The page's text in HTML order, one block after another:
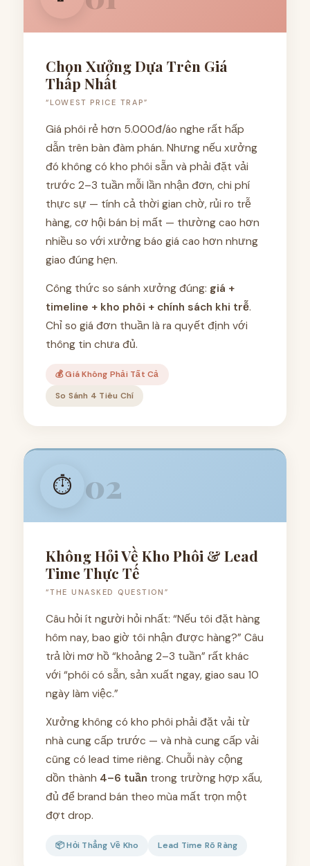
Chọn Xưởng Dựa Trên Giá
Thấp Nhất
“LOWEST PRICE TRAP”
Giá phôi rẻ hơn 5.000đ/áo nghe rất hấp
dẫn trên bàn đàm phán. Nhưng nếu xưởng
đó không có kho phôi sẵn và phải đặt vải
trước 2–3 tuần mỗi lần nhận đơn, chi phí
thực sự — tính cả thời gian chờ, rủi ro trễ
hàng, cơ hội bán bị mất — thường cao hơn
nhiều so với xưởng báo giá cao hơn nhưng
giao đúng hẹn.
Công thức so sánh xưởng đúng: giá +
timeline + kho phôi + chính sách khi trễ.
Chỉ so giá đơn thuần là ra quyết định với
thông tin chưa đủ.
💰 Giá Không Phải Tất Cả
So Sánh 4 Tiêu Chí
⏱️ 02
Không Hỏi Về Kho Phôi & Lead
Time Thực Tế
“THE UNASKED QUESTION”
Câu hỏi ít người hỏi nhất: “Nếu tôi đặt hàng
hôm nay, bao giờ tôi nhận được hàng?” Câu
trả lời mơ hồ “khoảng 2–3 tuần” rất khác
với “phôi có sẵn, sản xuất ngay, giao sau 10
ngày làm việc.”
Xưởng không có kho phôi phải đặt vải từ
nhà cung cấp trước — và nhà cung cấp vải
cũng có lead time riêng. Chuỗi này cộng
dồn thành 4–6 tuần trong trường hợp xấu,
đủ để brand bán theo mùa mất trọn một
đợt drop.
📦 Hỏi Thẳng Về Kho Lead Time Rõ Ràng